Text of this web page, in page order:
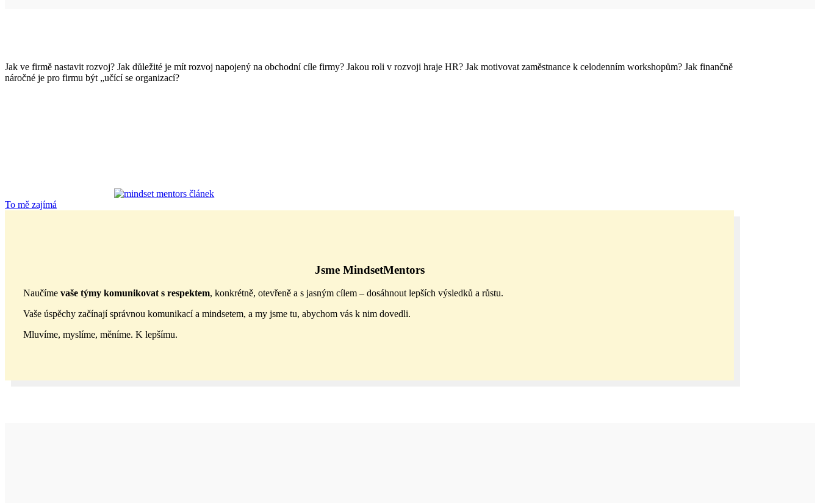
Jak ve firmě nastavit rozvoj? Jak důležité je mít rozvoj napojený na obchodní cíle firmy? Jakou roli v rozvoji hraje HR? Jak motivovat zaměstnance k celodenním workshopům? Jak finančně
náročné je pro firmu být „učící se organizací?
To mě zajímá
Jsme MindsetMentors
Naučíme vaše týmy komunikovat s respektem, konkrétně, otevřeně a s jasným cílem – dosáhnout lepších výsledků a růstu.
Vaše úspěchy začínají správnou komunikací a mindsetem, a my jsme tu, abychom vás k nim dovedli.
Mluvíme, myslíme, měníme. K lepšímu.